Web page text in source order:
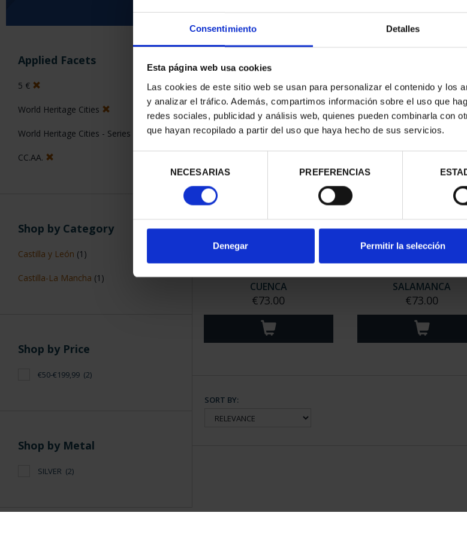
Consentimiento Detalles
Esta página web usa cookies
Las cookies de este sitio web se usan para personalizar el contenido y los
y analizar el tráfico. Además, compartimos información sobre el uso que
redes sociales, publicidad y análisis web, quienes pueden combinarla con
que hayan recopilado a partir del uso que haya hecho de sus servicios.
consentimiento
NECESARIAS PREFERENCIAS
Denegar Permitir la selección
Applied Facets
5 €
World Heritage Cities
World Heritage Cities - Series II
CC.AA.
Shop by Category
Castilla y León (1)
Castilla-La Mancha (1)
Shop by Price
€50-€199,99 (2)
Shop by Metal
SILVER (2)
SORT BY:
2 Products found
WORLD HERITAGE CITIES II -
CUENCA
€73.00
WORLD HERITAGE
SALAMANCA
€73.00
SORT BY: